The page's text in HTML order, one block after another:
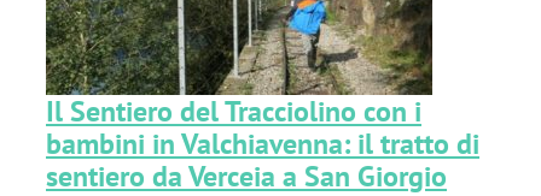
Il Sentiero del Tracciolino con i
bambini in Valchiavenna: il tratto di
sentiero da Verceia a San Giorgio